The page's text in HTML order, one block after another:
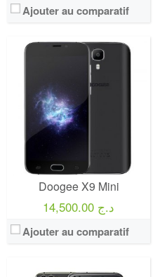
Ajouter au comparatif
Doogee X9 Mini
14,500.00 د.ج
Ajouter au comparatif